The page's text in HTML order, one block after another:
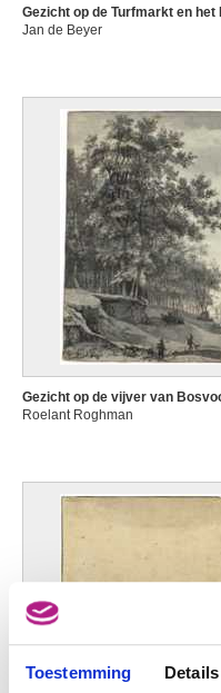
Toestemming Details
Gezicht op de Turfmarkt en
Jan de Beyer
Gezicht op de vijver van
Roelant Roghman